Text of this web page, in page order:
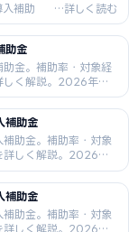
入補助
手順・採
最新版。
助金
金。補助率・対象経
しく解説。2026年最
補助金
助金。補助率・対象
詳しく解説。2026年
補助金
助金。補助率・対象
詳しく解説。2026年